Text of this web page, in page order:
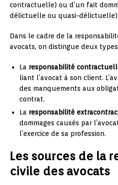
contractuelle) ou d’un fait
délictuelle ou quasi-délictuelle).
Dans le cadre de la
avocats, on distingue deux
La responsabilité
liant l’avocat à son client.
des manquements aux
contrat.
La responsabilité
dommages causés par
l’exercice de sa profession.
Les sources de la
civile des avocats